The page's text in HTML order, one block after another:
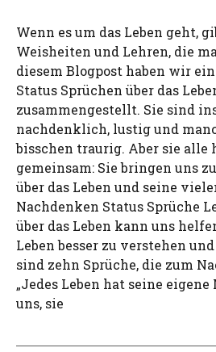
Wenn es um das Leben geht,
Weisheiten und Lehren, die
diesem Blogpost haben wir
Status Sprüchen über das
zusammengestellt. Sie sind
nachdenklich, lustig und
bisschen traurig. Aber sie alle
gemeinsam: Sie bringen uns
über das Leben und seine
Nachdenken Status Sprüche
über das Leben kann uns
Leben besser zu verstehen
sind zehn Sprüche, die zum
„Jedes Leben hat seine
uns, sie